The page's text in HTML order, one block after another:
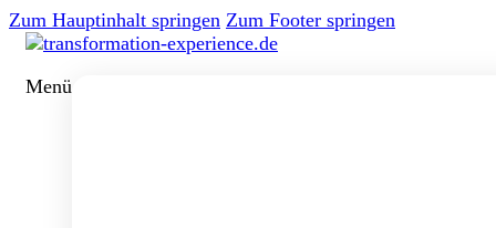
Zum Hauptinhalt springen Zum Footer springen
Menü